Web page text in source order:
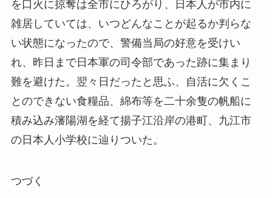
を口火に掠奪は全市にひろがり、日本人が市内に
雑居していては、いつどんなことが起るか判らな
い状態になったので、警備当局の好意を受けい
れ、昨日まで日本軍の司令部であった跡に集まり
難を避けた。翌々日だったと思ふ、自活に欠くこ
とのできない食糧品、綿布等を二十余隻の帆船に
積み込み瀋陽湖を経て揚子江沿岸の港町、九江市
の日本人小学校に辿りついた。
つづく